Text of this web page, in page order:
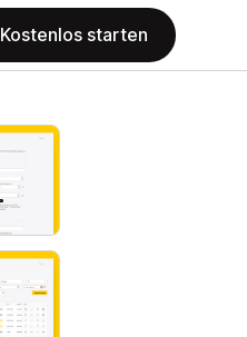
Kostenlos starten